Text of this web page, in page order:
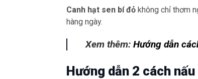
Canh hạt sen bí đỏ không chỉ thơm
hàng ngày.
Xem thêm: Hướng dẫn
Hướng dẫn 2 cách